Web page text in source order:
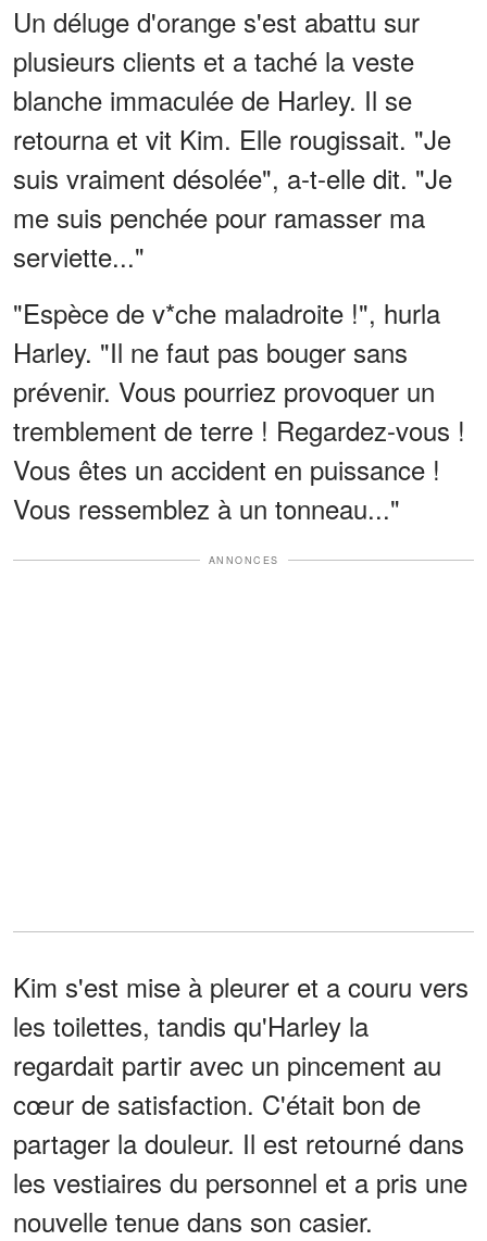
Un déluge d'orange s'est abattu sur
plusieurs clients et a taché la veste
blanche immaculée de Harley. Il se
retourna et vit Kim. Elle rougissait. "Je
suis vraiment désolée", a-t-elle dit. "Je
me suis penchée pour ramasser ma
serviette..."
"Espèce de v*che maladroite !", hurla
Harley. "Il ne faut pas bouger sans
prévenir. Vous pourriez provoquer un
tremblement de terre ! Regardez-vous !
Vous êtes un accident en puissance !
Vous ressemblez à un tonneau..."
ANNONCES
Kim s'est mise à pleurer et a couru vers
les toilettes, tandis qu'Harley la
regardait partir avec un pincement au
cœur de satisfaction. C'était bon de
partager la douleur. Il est retourné dans
les vestiaires du personnel et a pris une
nouvelle tenue dans son casier.